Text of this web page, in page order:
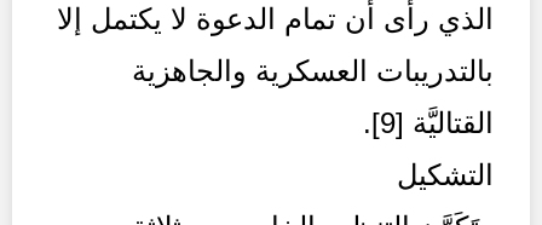
الذي رأى أن تمام الدعوة لا يكتمل إلا
بالتدريبات العسكرية والجاهزية
القتاليَّة [9].
التشكيل